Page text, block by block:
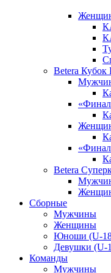
Betera Кубок
Betera
Сборные
Мужчины
Женщины
Юноши (U-
Девушки (U-
Команды
Мужчины